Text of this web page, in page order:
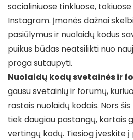
socialiniuose tinkluose,
Instagram. Įmonės dažnai
pasiūlymus ir nuolaidų kodus
puikus būdas neatsilikti nuo
proga sutaupyti.
Nuolaidų kodų svetainės ir
gausu svetainių ir forumų,
rastais nuolaidų kodais. Nors
tiek daugiau pastangų, kartais
vertingų kodų. Tiesiog įveskite